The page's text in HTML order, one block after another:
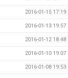
2016-01-15 17:19
2016-01-13 19:57
2016-01-12 18:48
2016-01-10 19:07
2016-01-08 19:53